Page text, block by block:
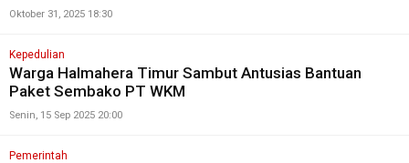
Oktober 31, 2025 18:30
Kepedulian
Warga Halmahera Timur Sambut Antusias Bantuan
Paket Sembako PT WKM
Senin, 15 Sep 2025 20:00
Pemerintah